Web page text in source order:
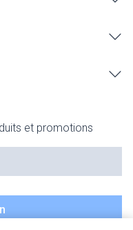
et promotions